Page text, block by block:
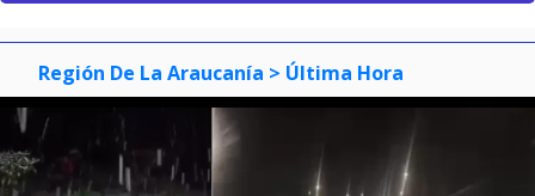
Región De La Araucanía > Última Hora